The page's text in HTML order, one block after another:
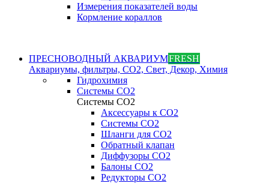
Измерения показателей воды
Кормление кораллов
ПРЕСНОВОДНЫЙ АКВАРИУМFRESH
Аквариумы, фильтры, СО2, Свет, Декор, Химия
Гидрохимия
Системы СО2
Системы СО2
Аксессуары к СО2
Системы СО2
Шланги для CO2
Обратный клапан
Диффузоры СO2
Балоны CO2
Редукторы CO2